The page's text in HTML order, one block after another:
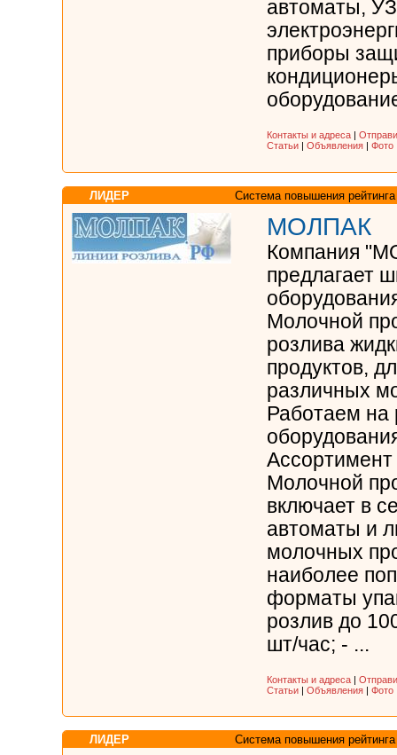
автоматы,
приборы
Контакты и адреса |
Статьи | Объявления | Фото
ЛИДЕР Система повышения рейтинга
МОЛПАК
Компания
предлагает
Молочной
розлива
продуктов,
различных
Работаем на
Молочной
включает в
автоматы и
молочных
наиболее
форматы
розлив до
шт/час; - ...
Контакты и адреса |
Статьи | Объявления | Фото
ЛИДЕР Система повышения рейтинга